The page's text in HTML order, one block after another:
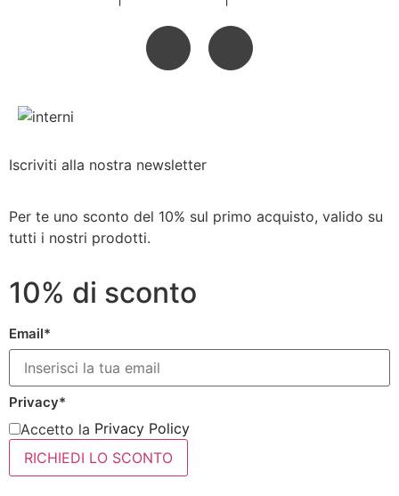
Iscriviti alla nostra newsletter
Per te uno sconto del 10% sul primo acquisto, valido su
tutti i nostri prodotti.
10% di sconto
Email*
Privacy*
Accetto la Privacy Policy
RICHIEDI LO SCONTO